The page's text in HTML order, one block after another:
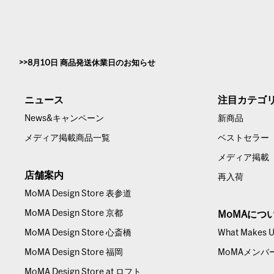
8月10日 商品発送休業日のお知らせ
ニュース
News&キャンペーン
メディア掲載商品一覧
店舗案内
MoMA Design Store 表参道
MoMA Design Store 京都
MoMA Design Store 心斎橋
MoMA Design Store 福岡
MoMA Design Store at ロフト
注目カテゴ
新商品
ベストセラー
メディア掲載
再入荷
MoMAにつ
What Makes
MoMAメンバ